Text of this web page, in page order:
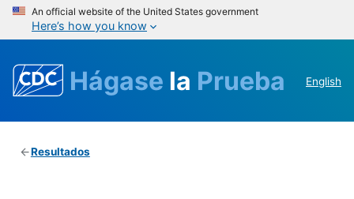
An official website of the United States government
Here’s how you know
Hágase la Prueba English
Resultados